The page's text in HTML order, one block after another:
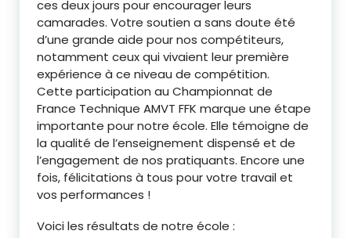
ces deux jours pour encourager leurs
camarades. Votre soutien a sans doute été
d’une grande aide pour nos compétiteurs,
notamment ceux qui vivaient leur première
expérience à ce niveau de compétition.
Cette participation au Championnat de
France Technique AMVT FFK marque une étape
importante pour notre école. Elle témoigne de
la qualité de l’enseignement dispensé et de
l’engagement de nos pratiquants. Encore une
fois, félicitations à tous pour votre travail et
vos performances !
Voici les résultats de notre école :